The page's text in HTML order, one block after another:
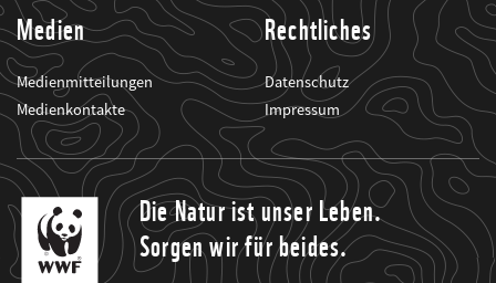
Medien
Medienmitteilungen
Medienkontakte
Rechtliches
Datenschutz
Impressum
Die Natur ist unser Leben.
Sorgen wir für beides.